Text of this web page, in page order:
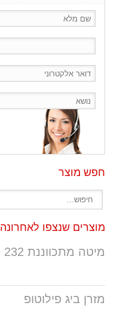
חפש מוצר
מוצרים שנצפו לאחרונה
מיטה מתכווננת 232
מזרן ביג פילוטופ